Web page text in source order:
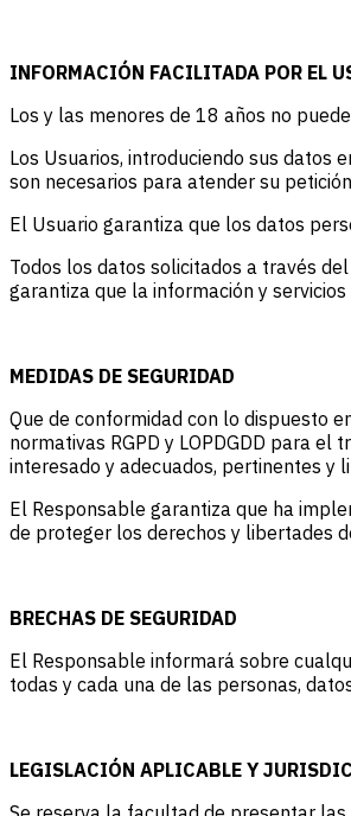
INFORMACIÓN FACILITADA POR EL
Los y las menores de 18 años no
Los Usuarios, introduciendo sus datos
son necesarios para atender su
El Usuario garantiza que los datos
Todos los datos solicitados a través
garantiza que la información y
MEDIDAS DE SEGURIDAD
Que de conformidad con lo dispuesto
normativas RGPD y LOPDGDD para
interesado y adecuados, pertinentes y
El Responsable garantiza que ha
de proteger los derechos y libertades
BRECHAS DE SEGURIDAD
El Responsable informará sobre
todas y cada una de las personas,
LEGISLACIÓN APLICABLE Y